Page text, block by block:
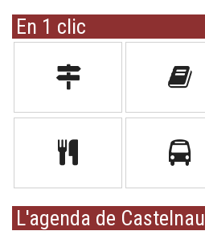
En 1 clic
L'agenda de Castelnau